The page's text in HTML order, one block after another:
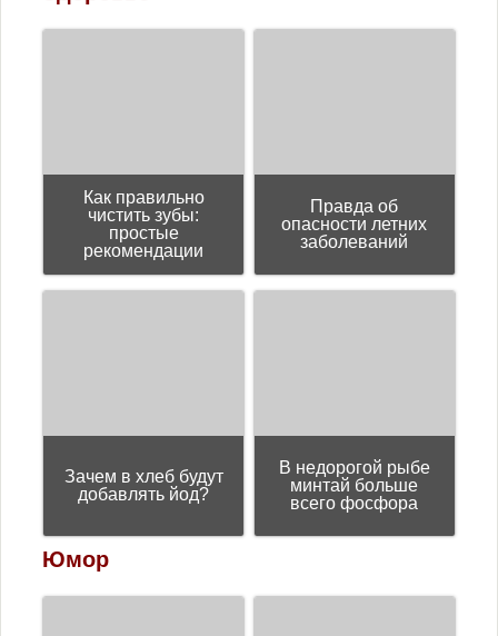
Как правильно
чистить зубы:
простые
рекомендации
Правда об
опасности летних
заболеваний
Зачем в хлеб будут
добавлять йод?
В недорогой рыбе
минтай больше
всего фосфора
Юмор